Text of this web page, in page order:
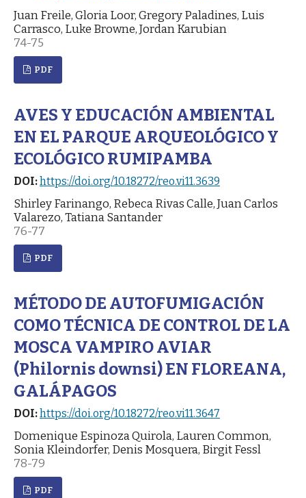
Juan Freile, Gloria Loor, Gregory Paladines, Luis
Carrasco, Luke Browne, Jordan Karubian
74-75
PDF
AVES Y EDUCACIÓN AMBIENTAL
EN EL PARQUE ARQUEOLÓGICO Y
ECOLÓGICO RUMIPAMBA
DOI:https://doi.org/10.18272/reo.vi11.3639
Shirley Farinango, Rebeca Rivas Calle, Juan Carlos
Valarezo, Tatiana Santander
76-77
PDF
MÉTODO DE AUTOFUMIGACIÓN
COMO TÉCNICA DE CONTROL DE LA
MOSCA VAMPIRO AVIAR
(Philornis downsi) EN FLOREANA,
GALÁPAGOS
DOI:https://doi.org/10.18272/reo.vi11.3647
Domenique Espinoza Quirola, Lauren Common,
Sonia Kleindorfer, Denis Mosquera, Birgit Fessl
78-79
PDF